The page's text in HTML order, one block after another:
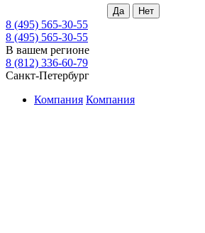
8 (495) 565-30-55
8 (495) 565-30-55
В вашем регионе
8 (812) 336-60-79
Санкт-Петербург
Компания Компания